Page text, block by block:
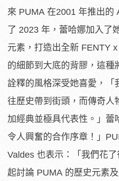
來 PUMA 在2001 年推出的
了 2023 年，蕾哈娜加入了
元素，打造出全新 FENTY
的細節到大底的背膠，這種
詮釋的風格深受她喜愛，「
往歷史帶到街頭，而傳奇人
加經典並極具代表性。」蕾
令人興奮的合作序章！」
Valdes 也表示：「我們花
起討論 PUMA 的歷史元素